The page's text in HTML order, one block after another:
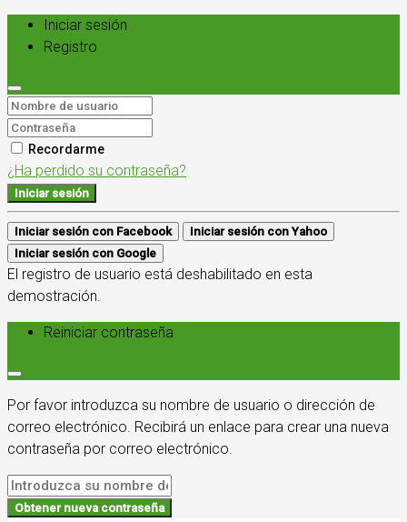
Iniciar sesión
Registro
Recordarme
¿Ha perdido su contraseña?
Iniciar sesión
Iniciar sesión con Facebook
Iniciar sesión con Yahoo
Iniciar sesión con Google
El registro de usuario está deshabilitado en esta
demostración.
Reiniciar contraseña
Por favor introduzca su nombre de usuario o dirección de
correo electrónico. Recibirá un enlace para crear una nueva
contraseña por correo electrónico.
Obtener nueva contraseña